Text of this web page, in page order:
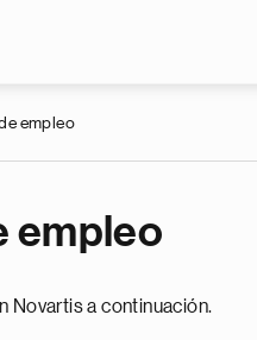
empleo
empleo
Novartis a continuación.